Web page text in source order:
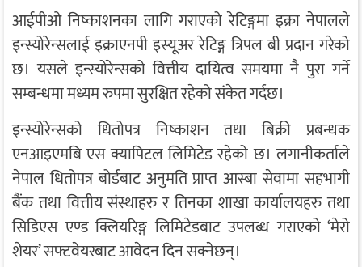
आईपीओ निष्काशनका लागि गराएको रेटिङ्गमा इक्रा नेपालले
इन्स्योरेन्सलाई इक्राएनपी इस्यूअर रेटिङ्ग त्रिपल बी प्रदान गरेको
छ। यसले इन्स्योरेन्सको वित्तीय दायित्व समयमा नै पुरा गर्ने
सम्बन्धमा मध्यम रुपमा सुरक्षित रहेको संकेत गर्दछ।
इन्स्योरेन्सको धितोपत्र निष्काशन तथा बिक्री प्रबन्धक
एनआइएमबि एस क्यापिटल लिमिटेड रहेको छ। लगानीकर्ताले
नेपाल धितोपत्र बोर्डबाट अनुमति प्राप्त आस्बा सेवामा सहभागी
बैंक तथा वित्तीय संस्थाहरु र तिनका शाखा कार्यालयहरु तथा
सिडिएस एण्ड क्लियरिङ्ग लिमिटेडबाट उपलब्ध गराएको ‘मेरो
शेयर’ सफ्टवेयरबाट आवेदन दिन सक्नेछन्।